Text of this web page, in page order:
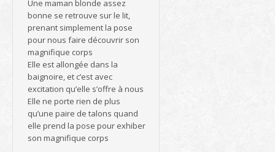
Une maman blonde assez
bonne se retrouve sur le lit,
prenant simplement la pose
pour nous faire découvrir son
magnifique corps
Elle est allongée dans la
baignoire, et c’est avec
excitation qu’elle s’offre à nous
Elle ne porte rien de plus
qu’une paire de talons quand
elle prend la pose pour exhiber
son magnifique corps